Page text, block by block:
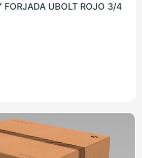
FORJADA UBOLT ROJO 3/4